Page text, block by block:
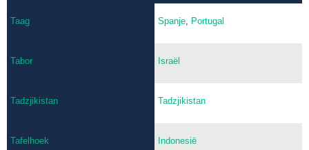
Taag Spanje, Portugal
Tabor Israël
Tadzjikistan Tadzjikistan
Tafelhoek Indonesië